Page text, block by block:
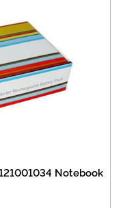
Notebook